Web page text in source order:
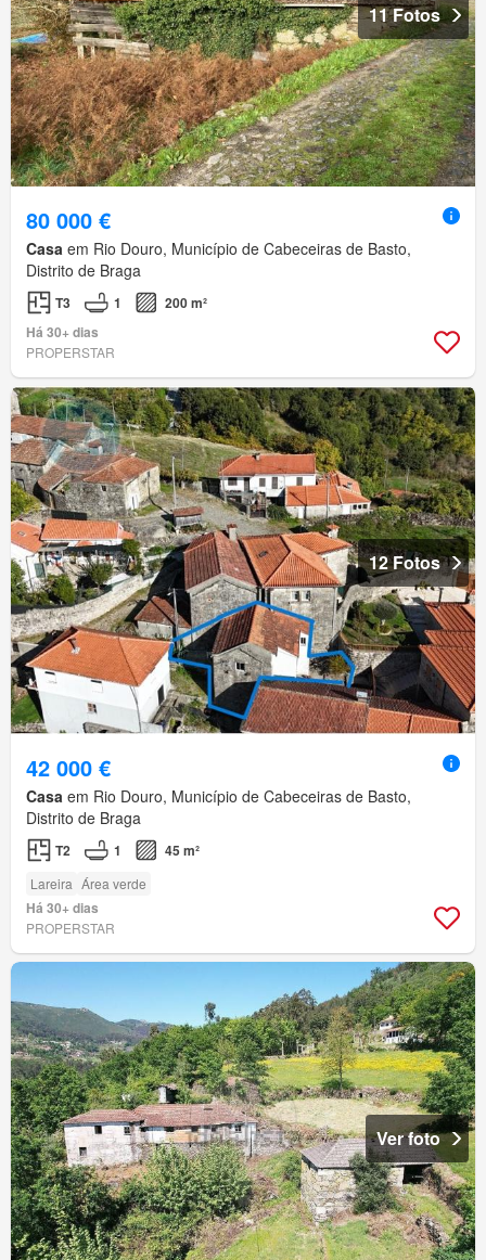
11 Fotos
80 000 €
Casa em Rio Douro, Município de Cabeceiras de Basto,
Distrito de Braga
T3 1
200 m²
Há 30+ dias
PROPERSTAR
12 Fotos
42 000 €
Casa em Rio Douro, Município de Cabeceiras de Basto,
Distrito de Braga
T2 1 45 m²
Lareira Área verde
Há 30+ dias
PROPERSTAR
Ver foto